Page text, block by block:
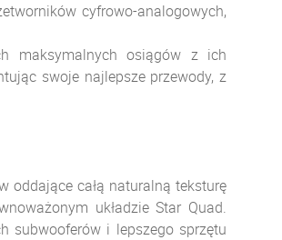
cyfrowo-analogowych,
maksymalnych osiągów z ich
swoje najlepsze przewody, z
oddające całą naturalną teksturę
układzie Star Quad.
subwooferów i lepszego sprzętu